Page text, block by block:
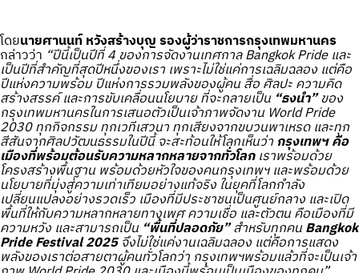
โดยนายศานนท์ หวังสร้างบุญ รองผู้ว่าราชการกรุงเทพมหานคร
กล่าวว่า “ปีนี้เป็นปีที่ 4 ของการจัดงานเทศกาล Bangkok Pride และ
เป็นปีที่สำคัญที่สุดปีหนึ่งของเรา เพราะไม่ใช่แค่การเฉลิมฉลอง แต่คือ
ปีแห่งความพร้อม ปีแห่งการรวมพลังของผู้คน สื่อ ศิลปะ ความคิด
สร้างสรรค์ และการขับเคลื่อนนโยบาย ที่จะกลายเป็น “ธงนำ”ของ
กรุงเทพมหานครในการเสนอตัวเป็นเจ้าภาพจัดงาน World Pride
2030 ทุกกิจกรรม ทุกเวทีเสวนา ทุกเสียงจากขบวนพาเหรด และทุก
สีสันจากศิลปวัฒนธรรมในปีนี้ จะสะท้อนให้โลกเห็นว่า กรุงเทพฯ คือ
เมืองที่พร้อมต้อนรับความหลากหลายจากทั่วโลกเราพร้อมด้วย
โครงสร้างพื้นฐาน พร้อมด้วยหัวใจของคนกรุงเทพฯ และพร้อมด้วย
นโยบายที่มุ่งสู่ความเท่าเทียมอย่างแท้จริง ในยุคที่โลกกำลัง
เปลี่ยนแปลงอย่างรวดเร็ว เมืองที่มีประชาชนเป็นศูนย์กลาง และเปิด
พื้นที่ให้กับความหลากหลายทางเพศ ความเชื่อ และตัวตน คือเมืองที่มี
ความหวัง และสามารถเป็น “พื้นที่ปลอดภัย”สำหรับทุกคนBangkok
Pride Festival 2025จึงไม่ใช่แค่งานเฉลิมฉลอง แต่คือการแสดง
พลังของเราต่อสายตาผู้คนทั่วโลกว่า กรุงเทพฯพร้อมแล้วที่จะเป็นเจ้า